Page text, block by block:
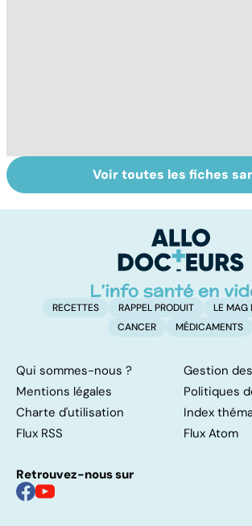
Grand froid : nos
conseils
notre
Voir toutes les fiches
RECETTES RAPPEL PRODUIT
LE MAG
CANCER
MÉDICAMENTS
Qui sommes-nous ?
Gestion
Mentions légales
Politiques
Charte d'utilisation
Index
Flux RSS
Flux Atom
Retrouvez-nous sur